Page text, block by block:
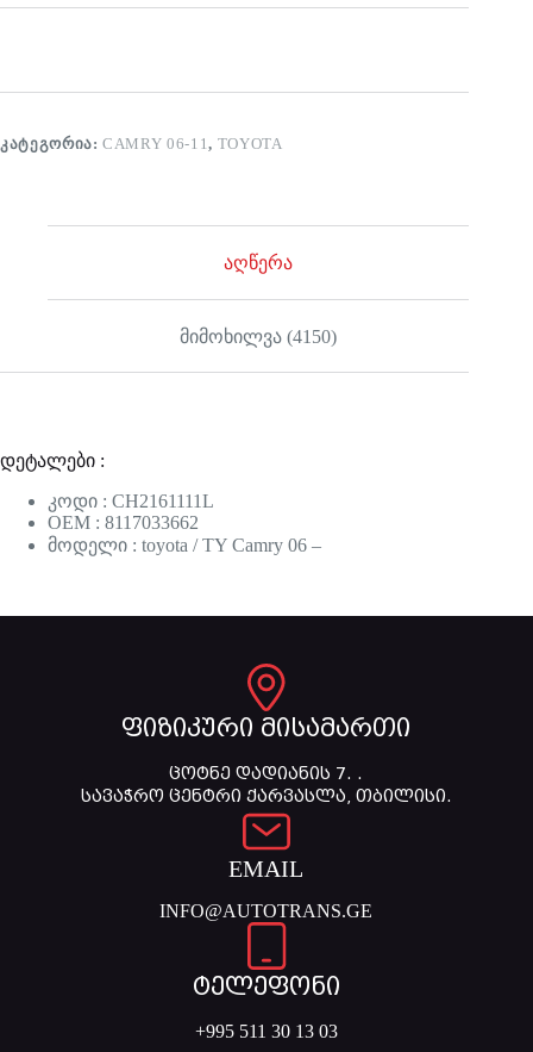
ᲙᲐᲢᲔᲒᲝᲠᲘᲐ:CAMRY 06-11, TOYOTA
აღწერა
მიმოხილვა (4150)
დეტალები :
კოდი : CH2161111L
OEM : 8117033662
მოდელი : toyota / TY Camry 06 –
ფიზიკური მისამართი
ცოტნე დადიანის 7. .
სავაჭრო ცენტრი ქარვასლა, თბილისი.
EMAIL
INFO@AUTOTRANS.GE
ტელეფონი
+995 511 30 13 03